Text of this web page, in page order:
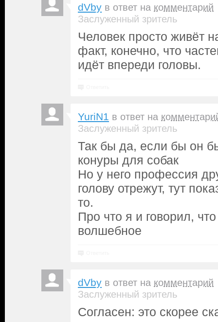
dVby в ответ на комментарий
Заслуженный зритель
Человек просто живёт
факт, конечно, что
идёт впереди головы.
YuriN1 в ответ на
Заслуженный зритель
Так бы да, если бы он
конуры для собак
Но у него профессия
голову отрежут, тут
то.
Про что я и говорил,
волшебное
dVby в ответ на комментарий
Заслуженный зритель
Согласен: это скорее